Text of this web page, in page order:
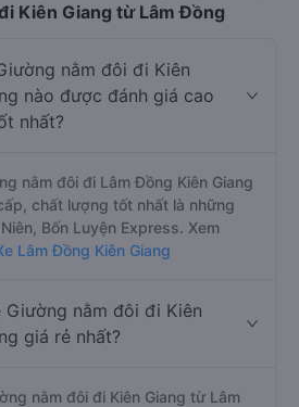
Kiên Giang từ Lâm Đồng
nằm đôi đi Kiên
nào được đánh giá cao
nhất?
nằm đôi đi Lâm Đồng Kiên Giang
chất lượng tốt nhất là những
Bốn Luyện Express. Xem
Lâm Đồng Kiên Giang
Giường nằm đôi đi Kiên
giá rẻ nhất?
nằm đôi đi Kiên Giang từ Lâm